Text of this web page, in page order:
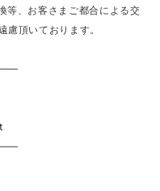
等、お客さまご都合による交
慮頂いております。